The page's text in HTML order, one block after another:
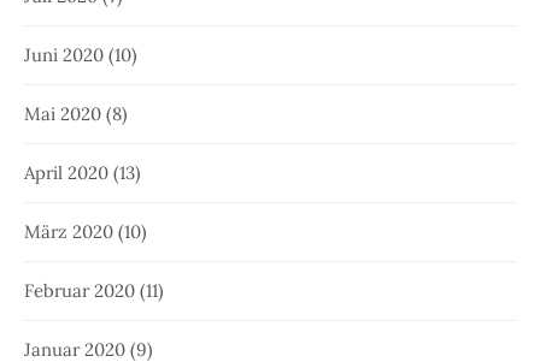
Juni 2020 (10)
Mai 2020 (8)
April 2020 (13)
März 2020 (10)
Februar 2020 (11)
Januar 2020 (9)